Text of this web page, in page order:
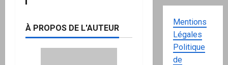
À PROPOS DE L'AUTEUR
Mentions
Légales
Politique
de